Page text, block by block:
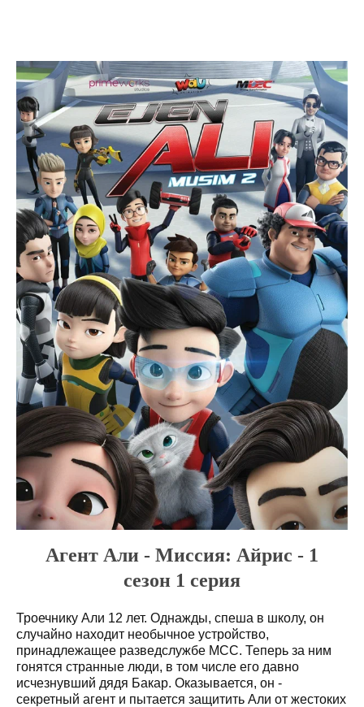
Агент Али - Миссия: Айрис - 1
сезон 1 серия
Троечнику Али 12 лет. Однажды, спеша в школу, он
случайно находит необычное устройство,
принадлежащее разведслужбе МСС. Теперь за ним
гонятся странные люди, в том числе его давно
исчезнувший дядя Бакар. Оказывается, он -
секретный агент и пытается защитить Али от жестоких